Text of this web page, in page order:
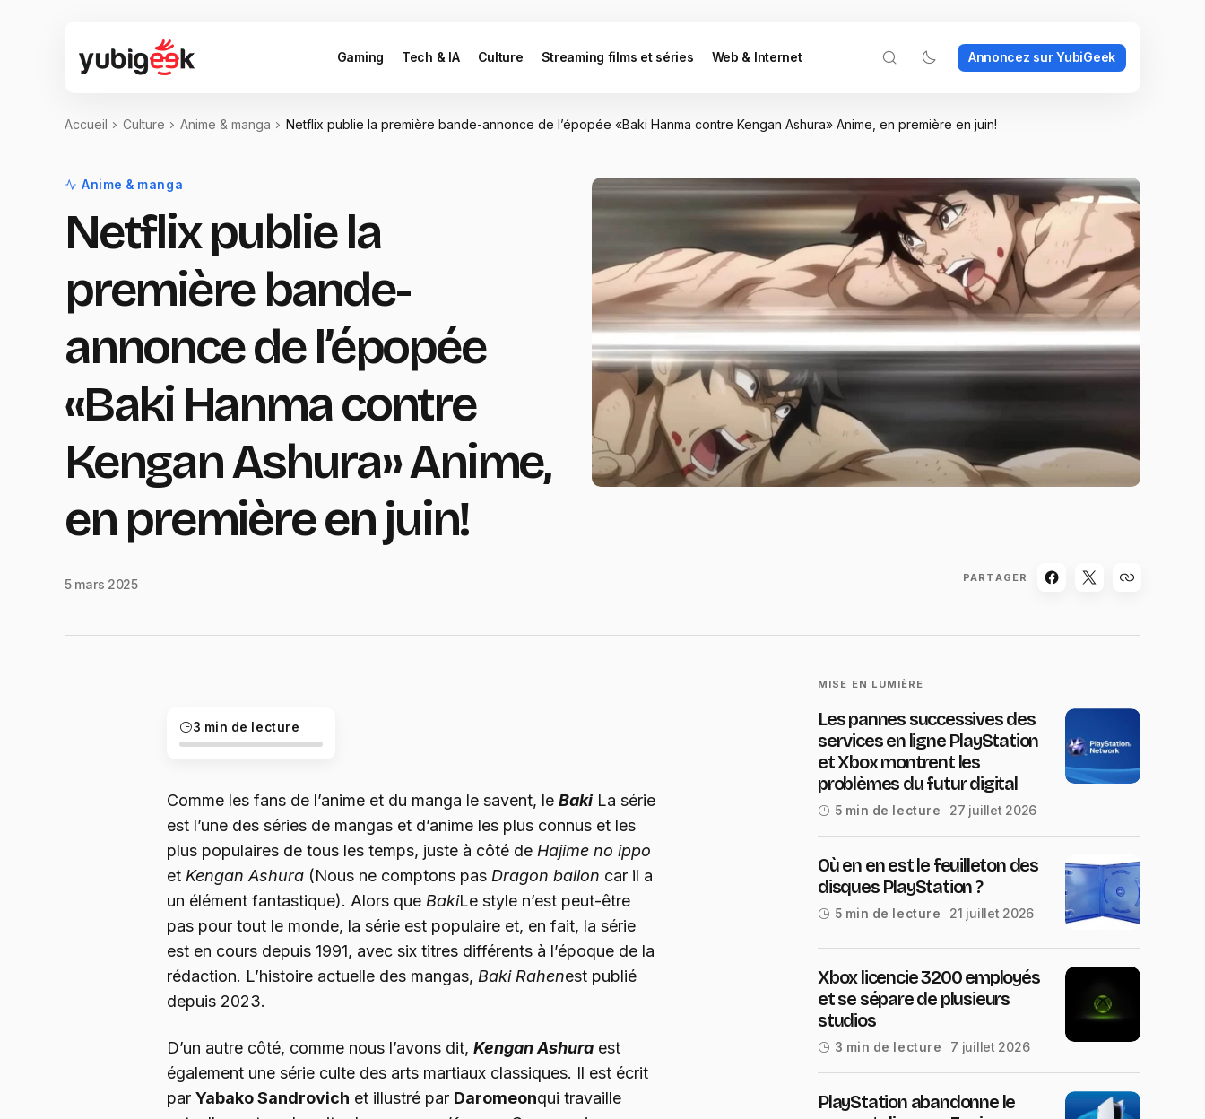
Gaming Tech & IA Culture Streaming films et séries Web & Internet Annoncez sur YubiGeek
Accueil Culture Anime & manga Netflix publie la première bande-annonce de l’épopée «Baki Hanma contre Kengan Ashura» Anime, en première en juin!
Anime & manga
Netflix publie la
première bande-
annonce de l’épopée
«Baki Hanma contre
Kengan Ashura» Anime,
en première en juin!
5 mars 2025 PARTAGER
3 min de lecture
Comme les fans de l’anime et du manga le savent, le Baki La série
est l’une des séries de mangas et d’anime les plus connus et les
plus populaires de tous les temps, juste à côté de Hajime no ippo
et Kengan Ashura (Nous ne comptons pas Dragon ballon car il a
un élément fantastique). Alors que BakiLe style n’est peut-être
pas pour tout le monde, la série est populaire et, en fait, la série
est en cours depuis 1991, avec six titres différents à l’époque de la
rédaction. L’histoire actuelle des mangas, Baki Rahenest publié
depuis 2023.
D’un autre côté, comme nous l’avons dit, Kengan Ashura est
également une série culte des arts martiaux classiques. Il est écrit
par Yabako Sandrovich et illustré par Daromeonqui travaille
MISE EN LUMIÈRE
Les pannes successives des
services en ligne PlayStation
et Xbox montrent les
problèmes du futur digital
5 min de lecture 27 juillet 2026
Où en en est le feuilleton des
disques PlayStation ?
5 min de lecture 21 juillet 2026
Xbox licencie 3200 employés
et se sépare de plusieurs
studios
3 min de lecture 7 juillet 2026
PlayStation abandonne le